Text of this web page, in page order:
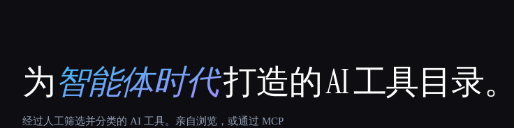
That AI Collection
为智能体时代打造的 AI 工具目录。
经过人工筛选并分类的 AI 工具。亲自浏览，或通过 MCP